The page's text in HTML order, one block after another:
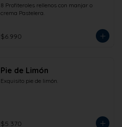
8 Profiteroles rellenos con manjar o
crema Pastelera.
$6.990
Pie de Limón
Exquisito pie de limón.
$5.370